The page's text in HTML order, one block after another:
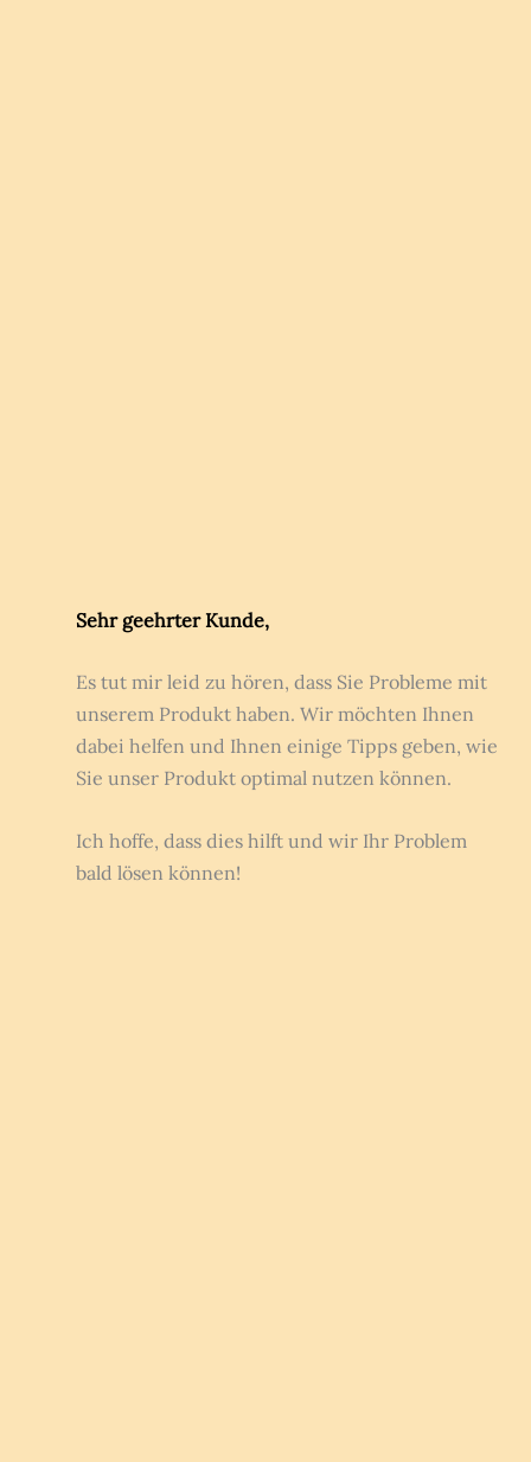
Sehr geehrter Kunde,
Es tut mir leid zu hören, dass Sie Probleme mit
unserem Produkt haben. Wir möchten Ihnen
dabei helfen und Ihnen einige Tipps geben, wie
Sie unser Produkt optimal nutzen können.
Ich hoffe, dass dies hilft und wir Ihr Problem
bald lösen können!